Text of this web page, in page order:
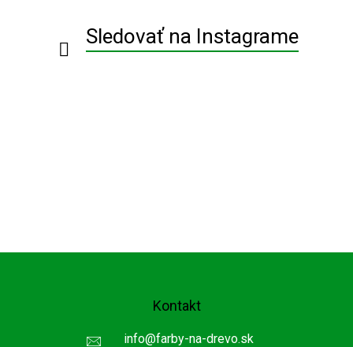
Sledovať na Instagrame
Kontakt
info@farby-na-drevo.sk